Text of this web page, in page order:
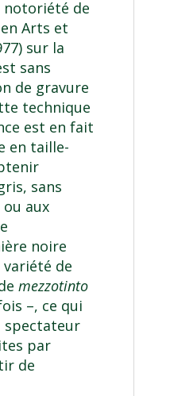
notoriété de
Arts et
sur la
sans
de gravure
technique
est en fait
en taille-
sans
aux
noire
de
mezzotinto
–, ce qui
spectateur
par
de